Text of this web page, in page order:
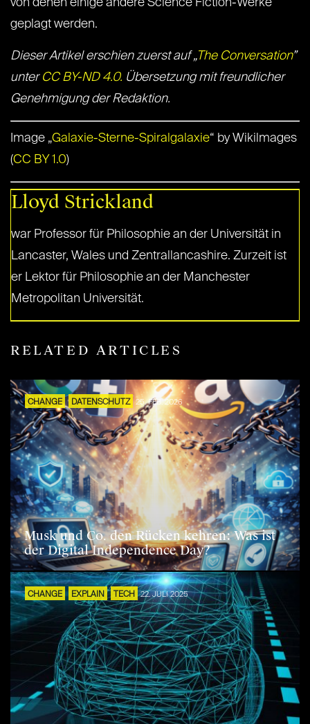
geplagt werden.
Dieser Artikel erschien zuerst auf „The Conversation”
unter CC BY-ND 4.0. Übersetzung mit freundlicher
Genehmigung der Redaktion.
Image „Galaxie-Sterne-Spiralgalaxie“ by Wikilmages
(CC BY 1.0)
Lloyd Strickland
war Professor für Philosophie an der Universität in
Lancaster, Wales und Zentrallancashire. Zurzeit ist
er Lektor für Philosophie an der Manchester
Metropolitan Universität.
RELATED ARTICLES
CHANGE DATENSCHUTZ 25. FEB. 2026
Musk und Co. den Rücken kehren: Was ist
der Digital Independence Day?
CHANGE EXPLAIN TECH 22. JULI 2025